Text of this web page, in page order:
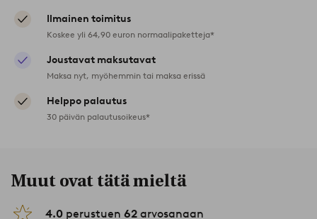
Ilmainen toimitus
Koskee yli 64,90 euron normaalipaketteja*
Joustavat maksutavat
Maksa nyt, myöhemmin tai maksa erissä
Helppo palautus
30 päivän palautusoikeus*
Muut ovat tätä mieltä
4.0 perustuen 62 arvosanaan